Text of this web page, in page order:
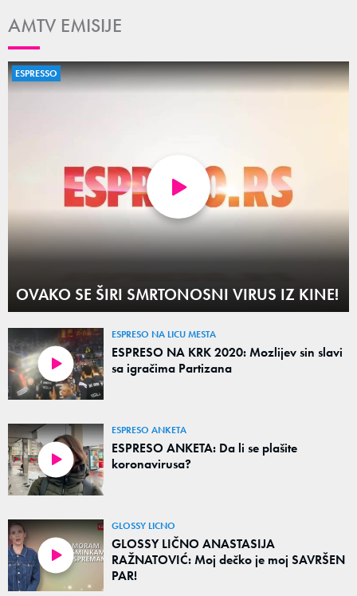
AMTV EMISIJE
ESPRESSO
OVAKO SE ŠIRI SMRTONOSNI VIRUS IZ KINE!
ESPRESO NA LICU MESTA
ESPRESO NA KRK 2020: Mozlijev sin slavi
sa igračima Partizana
ESPRESO ANKETA
ESPRESO ANKETA: Da li se plašite
koronavirusa?
GLOSSY LICNO
GLOSSY LIČNO ANASTASIJA
RAŽNATOVIĆ: Moj dečko je moj SAVRŠEN
PAR!